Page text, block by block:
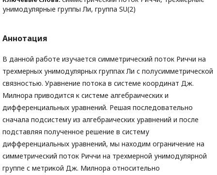
унимодулярные группы Ли, группа SU(2)
Аннотация
В данной работе изучается симметрический поток Риччи на
трехмерных унимодулярных группах Ли с полусимметрической
связностью. Уравнение потока в системе координат Дж.
Милнора приводится к системе алгебраических и
дифференциальных уравнений. Решая последовательно
сначала подсистему из алгебраических уравнений и после
подставляя полученное решение в систему
дифференциальных уравнений, мы находим ограничение на
симметрический поток Риччи на трехмерной унимодулярной
группе с метрикой Дж. Милнора относительно